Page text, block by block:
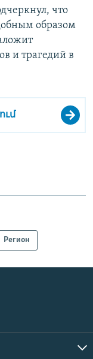
что
образом
и трагедий в
Регион